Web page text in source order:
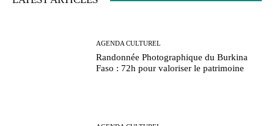
AGENDA CULTUREL
Randonnée Photographique du Burkina
Faso : 72h pour valoriser le patrimoine